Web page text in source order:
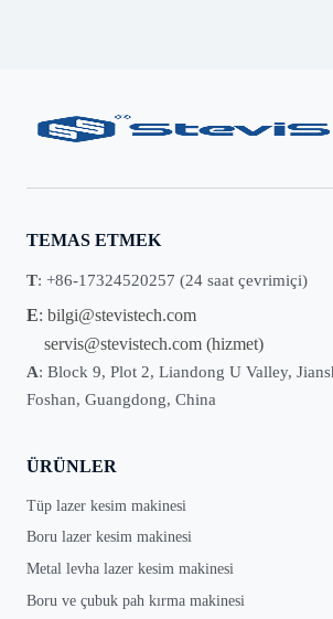
TEMAS ETMEK
T: +86-17324520257 (24 saat çevrimiçi)
E: bilgi@stevistech.com
servis@stevistech.com (hizmet)
A: Block 9, Plot 2, Liandong U Valley,
Foshan, Guangdong, China
ÜRÜNLER
Tüp lazer kesim makinesi
Boru lazer kesim makinesi
Metal levha lazer kesim makinesi
Boru ve çubuk pah kırma makinesi